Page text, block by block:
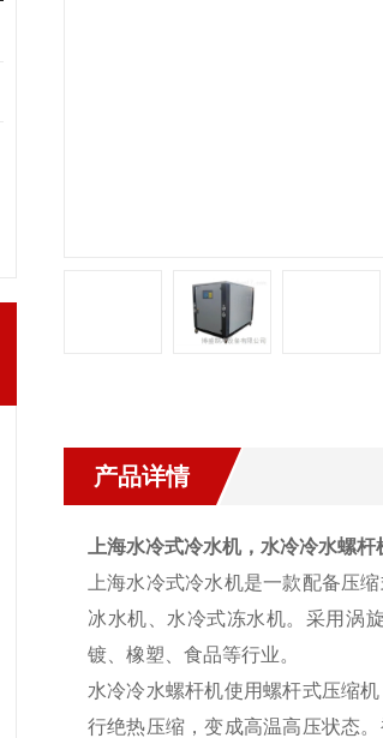
产品详情
上海水冷式冷水机，水冷冷水螺
上海水冷式冷水机是一款配备压
冰水机、水冷式冻水机。采用涡
镀、橡塑、食品等行业。
水冷冷水螺杆机使用螺杆式压缩
行绝热压缩，变成高温高压状态